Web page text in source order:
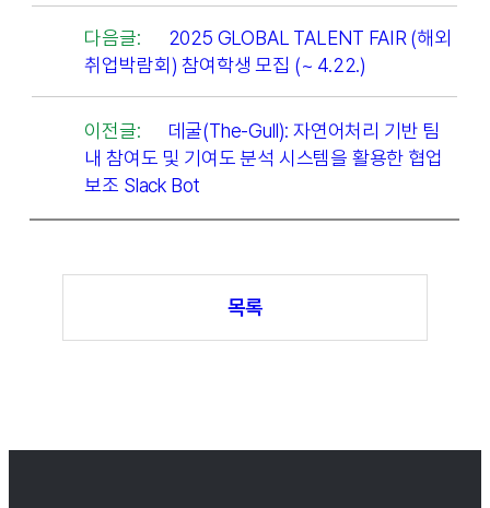
다음글:
2025 GLOBAL TALENT FAIR (해외
취업박람회) 참여학생 모집 (~ 4.22.)
이전글:
데굴(The-Gull): 자연어처리 기반 팀
내 참여도 및 기여도 분석 시스템을 활용한 협업
보조 Slack Bot
목록